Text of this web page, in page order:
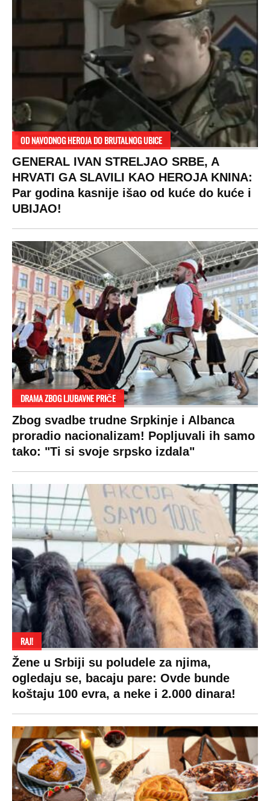
SPREMITE SE
Za posnu slavsku trpezu ove godine treba
izdvojiti ozbiljnu sumu novca: Nečija cela
plata ode na svega 20 gostiju
VESTI
Politika
Ekonomija
Beograd
Zasadi drvo
Kosovo
Sudbine
SHOWBIZ
Kviz
SPORT
Ostali sportovi
Navijači
Showtime
VIRALNO
LIFESTYLE
Život
Ljubav
Zdravlje
Hi-Tech
Kultura
SVET
Planeta
Globalno zagrevanje
Hrvatska
BiH
Crna Gora
Makedonija
MONDO INC.
Impressum
Kontakt
Marketing
Politika o kolačićima
Uslovi korišćenja
Politika privatnosti
Terms of service
Prijatelji sajta
Pratite nas na:
Copyright © Espreso.co.rs 2026. Sva prava zadržana. Mondo inc.